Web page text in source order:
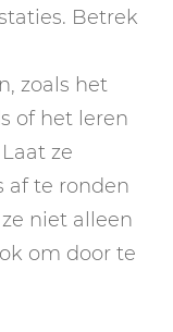
Betrek
zoals het
of het leren
ze
af te ronden
niet alleen
om door te